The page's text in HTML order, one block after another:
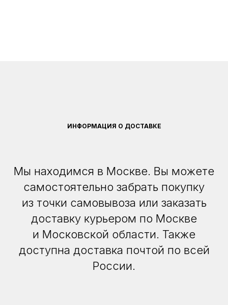
ИНФОРМАЦИЯ О ДОСТАВКЕ
Мы находимся в Москве. Вы можете
самостоятельно забрать покупку
из точки самовывоза или заказать
доставку курьером по Москве
и Московской области. Также
доступна доставка почтой по всей
России.